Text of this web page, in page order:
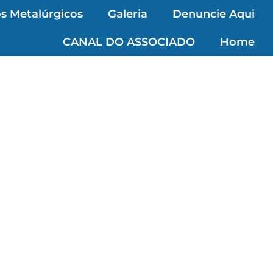
Metalúrgicos Galeria Denuncie Aqui
CANAL DO ASSOCIADO Home